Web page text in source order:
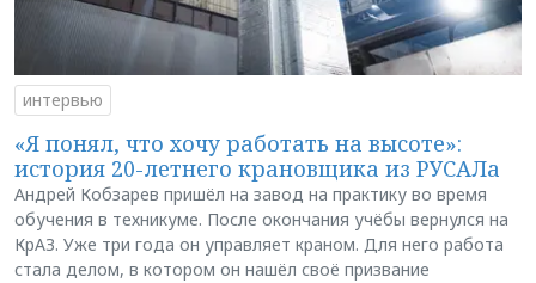
интервью
«Я понял, что хочу работать на высоте»:
история 20-летнего крановщика из РУСАЛа
Андрей Кобзарев пришёл на завод на практику во время
обучения в техникуме. После окончания учёбы вернулся на
КрАЗ. Уже три года он управляет краном. Для него работа
стала делом, в котором он нашёл своё призвание